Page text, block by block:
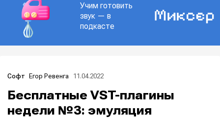
Учим готовить
звук — в
подкасте
Софт Егор Ревенга 11.04.2022
Бесплатные VST-плагины
недели №3: эмуляция